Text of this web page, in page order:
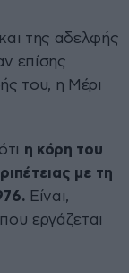
της αδελφής
επίσης
του, η Μέρι
η κόρη του
με τη
Είναι,
εργάζεται